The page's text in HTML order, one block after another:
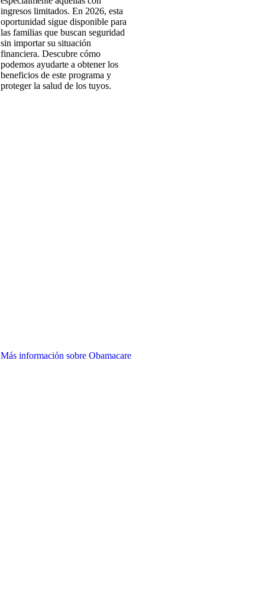
ingresos limitados. En 2026, esta
oportunidad sigue disponible para
las familias que buscan seguridad
sin importar su situación
financiera. Descubre cómo
podemos ayudarte a obtener los
beneficios de este programa y
proteger la salud de los tuyos.
Más información sobre Obamacare